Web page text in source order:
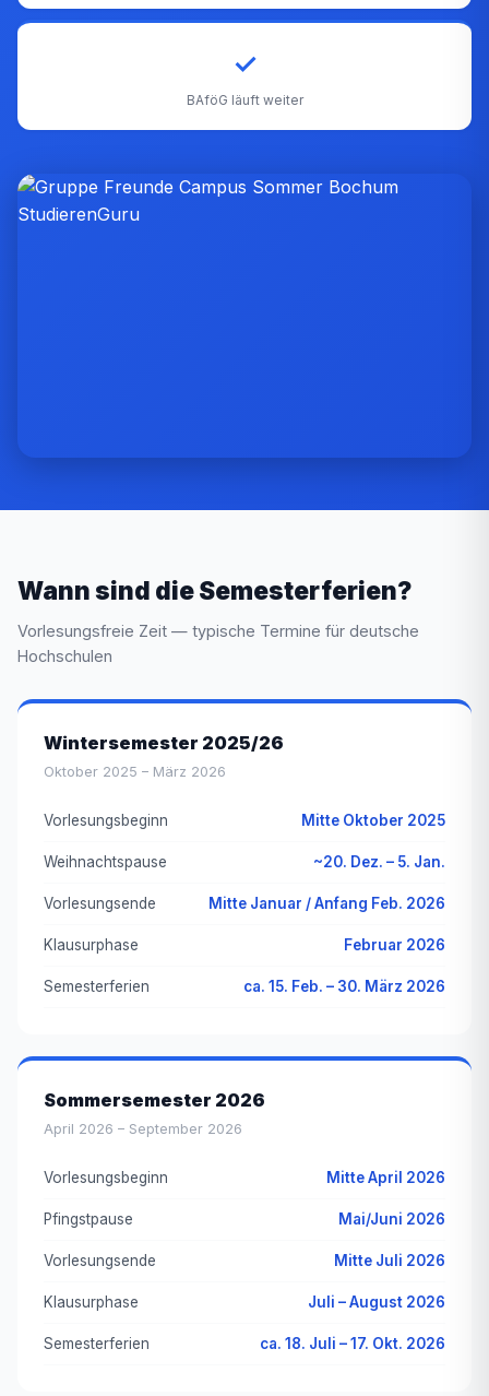
✓
BAföG läuft weiter
Wann sind die Semesterferien?
Vorlesungsfreie Zeit — typische Termine für deutsche
Hochschulen
Wintersemester 2025/26
Oktober 2025 – März 2026
Vorlesungsbeginn Mitte Oktober 2025
Weihnachtspause ~20. Dez. – 5. Jan.
Vorlesungsende Mitte Januar / Anfang Feb. 2026
Klausurphase Februar 2026
Semesterferien ca. 15. Feb. – 30. März 2026
Sommersemester 2026
April 2026 – September 2026
Vorlesungsbeginn Mitte April 2026
Pfingstpause Mai/Juni 2026
Vorlesungsende Mitte Juli 2026
Klausurphase Juli – August 2026
Semesterferien ca. 18. Juli – 17. Okt. 2026